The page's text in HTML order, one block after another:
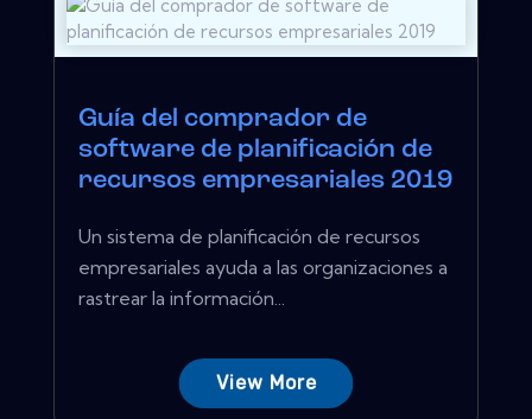
Guía del comprador de
software de planificación de
recursos empresariales 2019
Un sistema de planificación de recursos
empresariales ayuda a las organizaciones a
rastrear la información...
View More